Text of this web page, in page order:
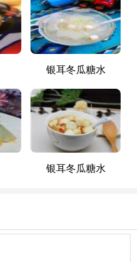
银耳冬瓜糖水
银耳冬瓜糖水